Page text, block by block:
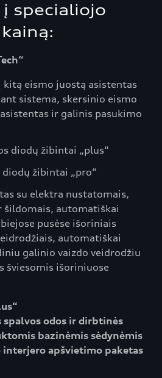
specialiojo
kitą eismo juostą asistentas
sistema, skersinio eismo
ir galinis pasukimo
diodų žibintai „plus“
diodų žibintai „pro“
su elektra nustatomais,
šildomais, automatiškai
pusėse išoriniais
automatiškai
galinio vaizdo veidrodžiu
šviesomis išoriniuose
spalvos odos ir dirbtinės
bazinėmis sėdynėmis
apšvietimo paketas